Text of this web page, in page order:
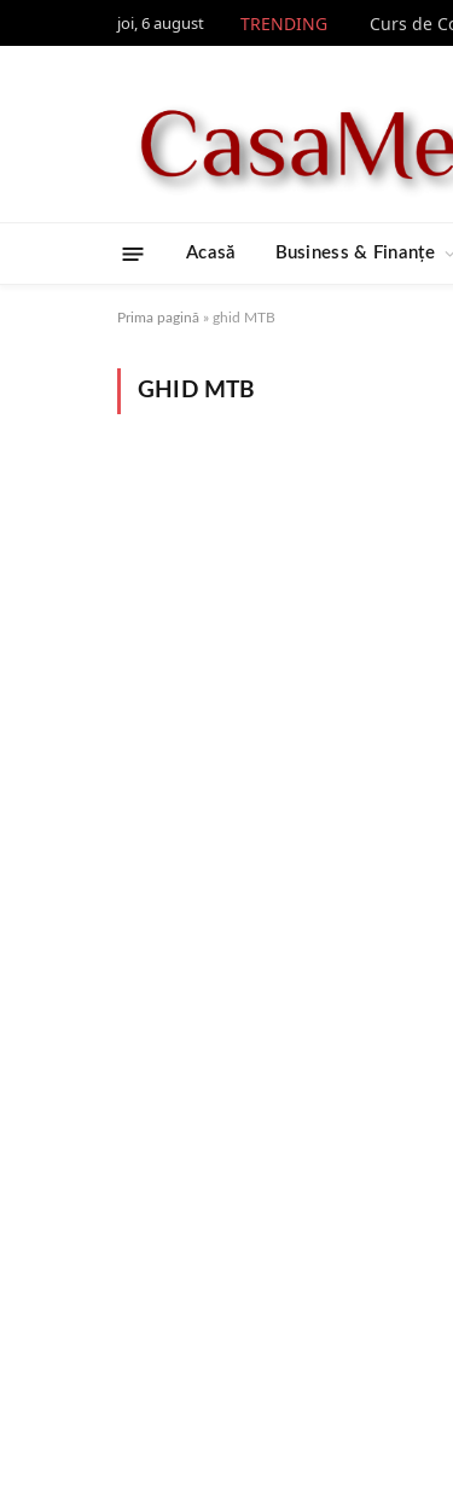
joi, 6 august TRENDING
Acasă Business & Finanțe
Prima pagină » ghid MTB
GHID MTB